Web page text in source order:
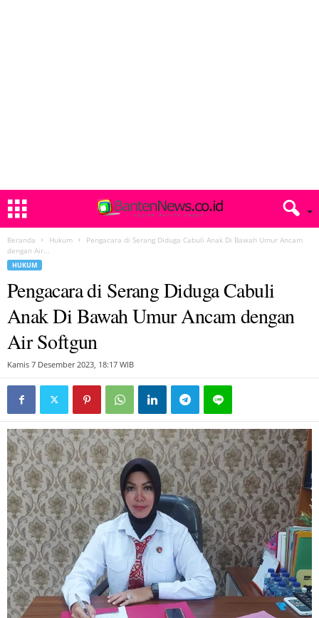
Beranda Hukum
Pengacara di Serang Diduga Cabuli Anak Di Bawah Umur Ancam
dengan Air...
HUKUM
Pengacara di Serang Diduga Cabuli
Anak Di Bawah Umur Ancam dengan
Air Softgun
Kamis 7 Desember 2023, 18:17 WIB